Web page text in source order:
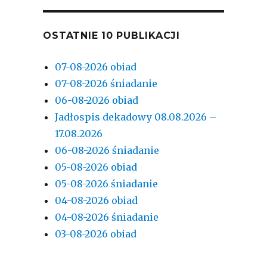
OSTATNIE 10 PUBLIKACJI
07-08-2026 obiad
07-08-2026 śniadanie
06-08-2026 obiad
Jadłospis dekadowy 08.08.2026 –
17.08.2026
06-08-2026 śniadanie
05-08-2026 obiad
05-08-2026 śniadanie
04-08-2026 obiad
04-08-2026 śniadanie
03-08-2026 obiad